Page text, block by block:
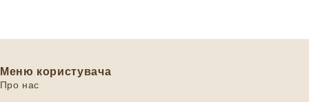
Меню користувача
Про нас